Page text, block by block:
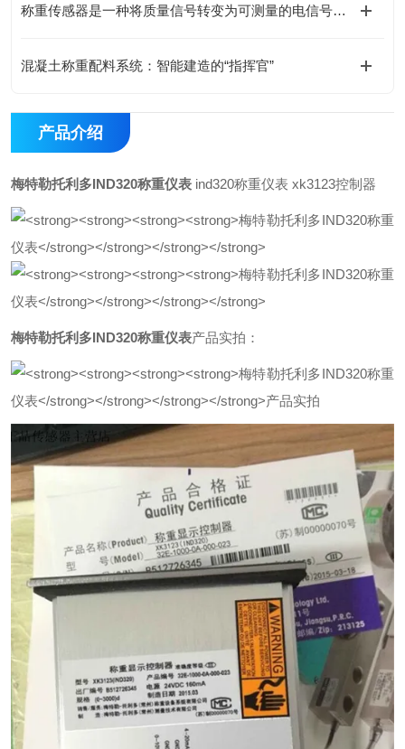
称重传感器是一种将质量信号转变为可测量的电信号输出的装置
混凝土称重配料系统：智能建造的“指挥官”
产品介绍
梅特勒托利多IND320称重仪表 ind320称重仪表 xk3123控制器
梅特勒托利多IND320称重仪表产品实拍：